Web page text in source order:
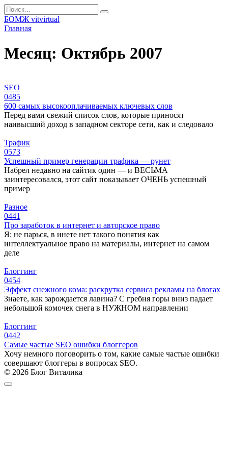
Перейти
к
контенту
Search
for:
БОМЖ vitvirtual
Главная
Месяц: Октябрь 2007
SEO
0485
600 самых высокооплачиваемых ключевых слов
Перед вами свежий список слов, которые приносят
наивысший доход в западном секторе сети, как и следовало
Трафик
0573
Успешный пример генерации трафика — рунет
Набрел недавно на сайтик один — и ВЕСЬМА
заинтересовался, этот сайт показывает ОЧЕНЬ успешный
пример
Разное
0441
Про заработок в интернет и авторское право
Я: не парься, в инете нет такого понятия как
интеллектуальное право на материалы, интернет на самом
деле
Блоггинг
0454
Эффект снежного кома: раскрутка сервиса рекламы на блогах
Знаете, как зарождается лавина? С гребня горы вниз падает
небольшой комочек снега в НУЖНОМ направлении
Блоггинг
0442
Самые частые SEO ошибки блоггеров
Хочу немного поговорить о том, какие самые частые ошибки
совершают блоггеры в вопросах SEO.
© 2026 Блог Виталика